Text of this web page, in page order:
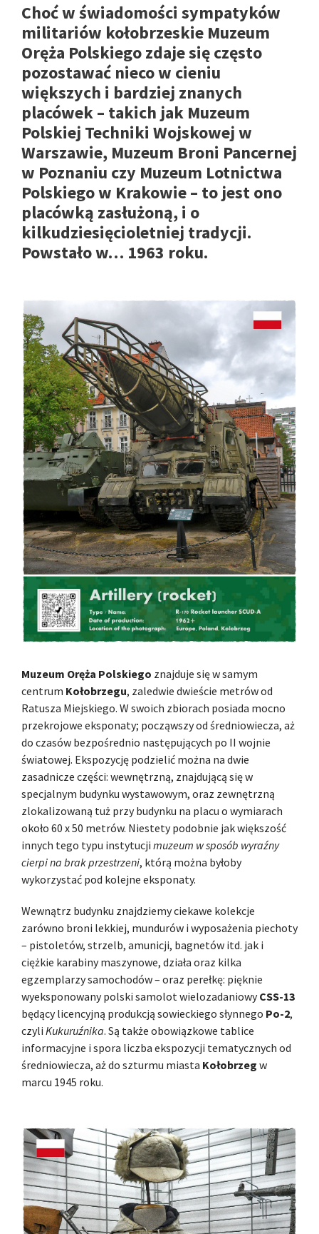
Choć w świadomości sympatyków
militariów kołobrzeskie Muzeum
Oręża Polskiego zdaje się często
pozostawać nieco w cieniu
większych i bardziej znanych
placówek – takich jak Muzeum
Polskiej Techniki Wojskowej w
Warszawie, Muzeum Broni Pancernej
w Poznaniu czy Muzeum Lotnictwa
Polskiego w Krakowie – to jest ono
placówką zasłużoną, i o
kilkudziesięcioletniej tradycji.
Powstało w… 1963 roku.
Muzeum Oręża Polskiego znajduje się w samym
centrum Kołobrzegu, zaledwie dwieście metrów od
Ratusza Miejskiego. W swoich zbiorach posiada mocno
przekrojowe eksponaty; począwszy od średniowiecza, aż
do czasów bezpośrednio następujących po II wojnie
światowej. Ekspozycję podzielić można na dwie
zasadnicze części: wewnętrzną, znajdującą się w
specjalnym budynku wystawowym, oraz zewnętrzną
zlokalizowaną tuż przy budynku na placu o wymiarach
około 60 x 50 metrów. Niestety podobnie jak większość
innych tego typu instytucji muzeum w sposób wyraźny
cierpi na brak przestrzeni, którą można byłoby
wykorzystać pod kolejne eksponaty.
Wewnątrz budynku znajdziemy ciekawe kolekcje
zarówno broni lekkiej, mundurów i wyposażenia piechoty
– pistoletów, strzelb, amunicji, bagnetów itd. jak i
ciężkie karabiny maszynowe, działa oraz kilka
egzemplarzy samochodów – oraz perełkę: pięknie
wyeksponowany polski samolot wielozadaniowyCSS-13
będący licencyjną produkcją sowieckiego słynnego Po-2,
czyli Kukuruźnika. Są także obowiązkowe tablice
informacyjne i spora liczba ekspozycji tematycznych od
średniowiecza, aż do szturmu miasta Kołobrzeg w
marcu 1945 roku.